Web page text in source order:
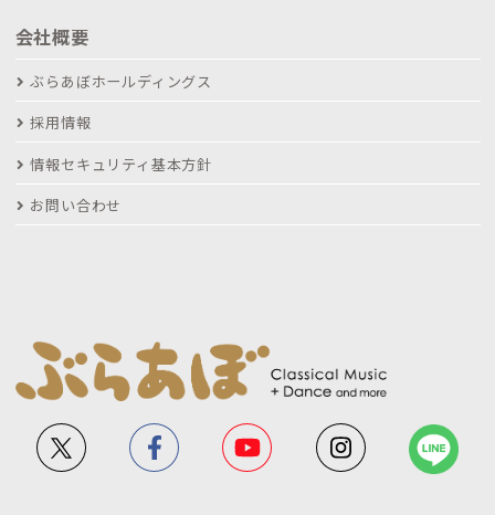
会社概要
ぶらあぼホールディングス
採用情報
情報セキュリティ基本方針
お問い合わせ